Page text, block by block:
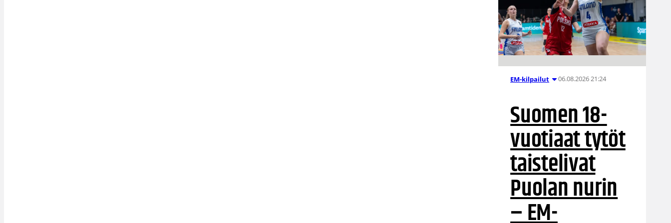
EM-kilpailut 06.08.2026 21:24
Suomen 18-
vuotiaat tytöt
taistelivat
Puolan nurin
– EM-